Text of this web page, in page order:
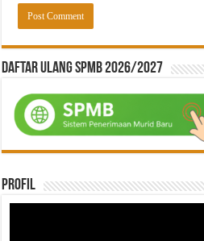
Daftar ulang SPMB 2026/2027
Profil